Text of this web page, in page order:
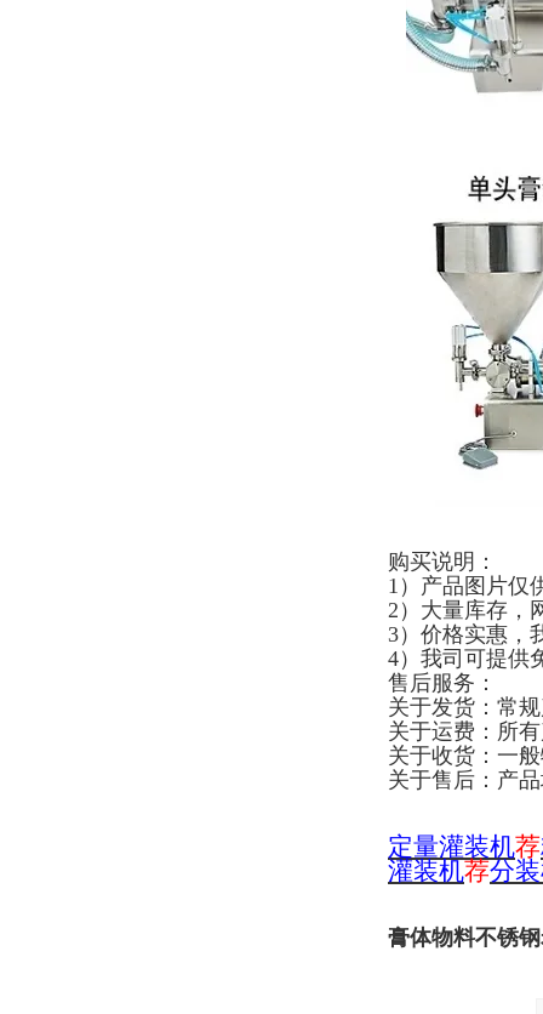
购买说明：
1）产品图片仅
2）大量库存，
3）价格实惠，
4）我司可提供
售后服务：
关于发货：常
关于运费：所
关于收货：一
关于售后：产
定量灌装机荐
灌装机荐分
膏体物料不锈